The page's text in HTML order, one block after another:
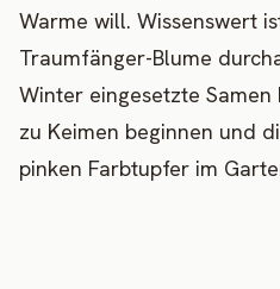
Warme will. Wissenswert
Traumfänger-Blume
Winter eingesetzte
zu Keimen beginnen und
pinken Farbtupfer im